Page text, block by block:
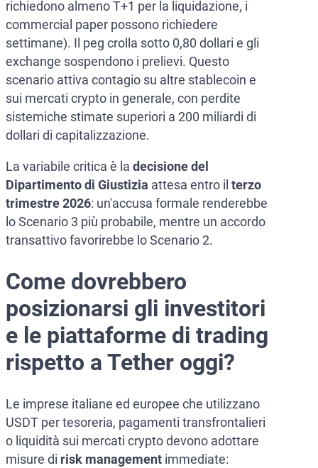
richiedono almeno T+1 per la liquidazione, i
commercial paper possono richiedere
settimane). Il peg crolla sotto 0,80 dollari e gli
exchange sospendono i prelievi. Questo
scenario attiva contagio su altre stablecoin e
sui mercati crypto in generale, con perdite
sistemiche stimate superiori a 200 miliardi di
dollari di capitalizzazione.
La variabile critica è la decisione del
Dipartimento di Giustizia attesa entro il terzo
trimestre 2026: un'accusa formale renderebbe
lo Scenario 3 più probabile, mentre un accordo
transattivo favorirebbe lo Scenario 2.
Come dovrebbero
posizionarsi gli investitori
e le piattaforme di trading
rispetto a Tether oggi?
Le imprese italiane ed europee che utilizzano
USDT per tesoreria, pagamenti transfrontalieri
o liquidità sui mercati crypto devono adottare
misure di risk management immediate: